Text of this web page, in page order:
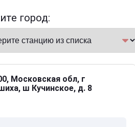
город:
Московская обл, г
ш Кучинское, д. 8